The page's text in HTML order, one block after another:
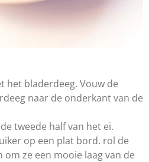
het bladerdeeg. Vouw de
naar de onderkant van de
tweede half van het ei.
op een plat bord. rol de
ze een mooie laag van de